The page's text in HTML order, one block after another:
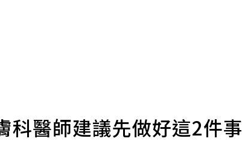
科醫師建議先做好這2件事